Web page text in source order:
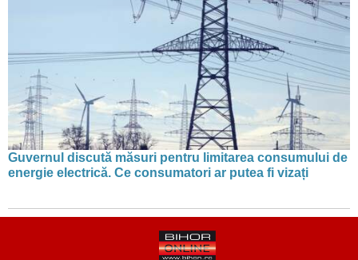
Guvernul discută măsuri pentru limitarea consumului de
energie electrică. Ce consumatori ar putea fi vizați